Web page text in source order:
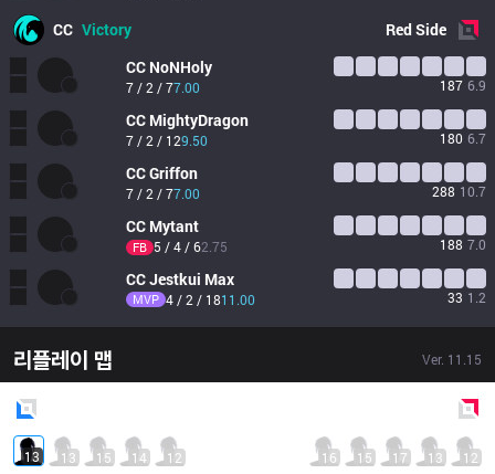
CC Victory RedSide
CC NoNHoly
7 / 2 / 77.00 187 6.9
CC MightyDragon
7 / 2 / 129.50 180 6.7
CCGriffon
7 / 2 / 77.00 288 10.7
CC Mytant
FB 5 / 4 / 62.75 188 7.0
CCJestkui Max
MVP 4 / 2 / 1811.00 33 1.2
리플레이 맵 Ver. 11.15
13 13 15 14 12 16 15 17 13 12